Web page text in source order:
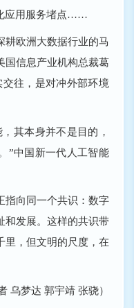
应用服务堵点……
耕欧洲大数据行业的马
国信息产业机构总裁葛
往，是对冲外部环境
其本身并不是目的，
”中国新一代人工智能
指向同一个共识：数字
和发展。这样的共识带
里，但文明的尺度，在
乌梦达 郭宇靖 张骁）